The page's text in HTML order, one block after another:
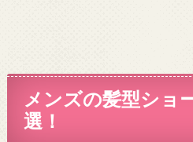
メンズの髪型ショ
選！